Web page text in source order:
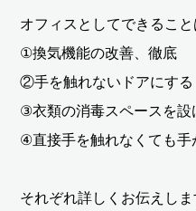
オフィスとしてできること
①換気機能の改善、徹底
②手を触れないドアにする
③衣類の消毒スペースを設
④直接手を触れなくても手
それぞれ詳しくお伝えしま